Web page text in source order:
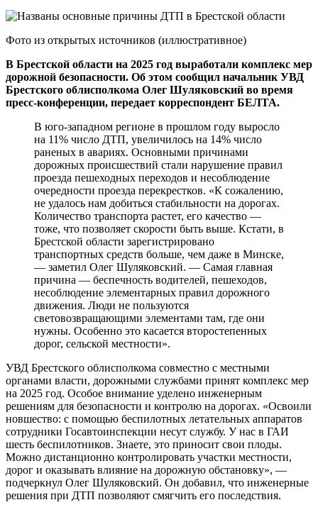
Фото из открытых источников (иллюстративное)
В Брестской области на 2025 год выработали комплекс мер
дорожной безопасности. Об этом сообщил начальник УВД
Брестского облисполкома Олег Шуляковский во время
пресс-конференции, передает корреспондент БЕЛТА.
В юго-западном регионе в прошлом году выросло
на 11% число ДТП, увеличилось на 14% число
раненых в авариях. Основными причинами
дорожных происшествий стали нарушение правил
проезда пешеходных переходов и несоблюдение
очередности проезда перекрестков. «К сожалению,
не удалось нам добиться стабильности на дорогах.
Количество транспорта растет, его качество —
тоже, что позволяет скорости быть выше. Кстати, в
Брестской области зарегистрировано
транспортных средств больше, чем даже в Минске,
— заметил Олег Шуляковский. — Самая главная
причина — беспечность водителей, пешеходов,
несоблюдение элементарных правил дорожного
движения. Люди не пользуются
световозвращающими элементами там, где они
нужны. Особенно это касается второстепенных
дорог, сельской местности».
УВД Брестского облисполкома совместно с местными
органами власти, дорожными службами принят комплекс мер
на 2025 год. Особое внимание уделено инженерным
решениям для безопасности и контролю на дорогах. «Освоили
новшество: с помощью беспилотных летательных аппаратов
сотрудники Госавтоинспекции несут службу. У нас в ГАИ
шесть беспилотников. Знаете, это приносит свои плоды.
Можно дистанционно контролировать участки местности,
дорог и оказывать влияние на дорожную обстановку», —
подчеркнул Олег Шуляковский. Он добавил, что инженерные
решения при ДТП позволяют смягчить его последствия.